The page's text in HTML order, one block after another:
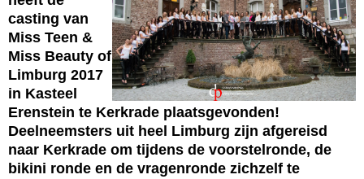
casting van
Miss Teen &
Miss Beauty of
Limburg 2017
in Kasteel
Erenstein te Kerkrade plaatsgevonden!
Deelneemsters uit heel Limburg zijn afgereisd
naar Kerkrade om tijdens de voorstelronde, de
bikini ronde en de vragenronde zichzelf te